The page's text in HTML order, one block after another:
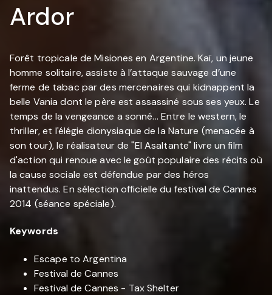
Ardor
Forêt tropicale de Misiones en Argentine. Kaï, un jeune
homme solitaire, assiste à l’attaque sauvage d’une
ferme de tabac par des mercenaires qui kidnappent la
belle Vania dont le père est assassiné sous ses yeux. Le
temps de la vengeance a sonné... Entre le western, le
thriller, et l'élégie dionysiaque de la Nature (menacée à
son tour), le réalisateur de "El Asaltante" livre un film
d'action qui renoue avec le goût populaire des récits où
la cause sociale est défendue par des héros
inattendus. En sélection officielle du festival de Cannes
2014 (séance spéciale).
Keywords
Escape to Argentina
Festival de Cannes
Festival de Cannes - Tax Shelter